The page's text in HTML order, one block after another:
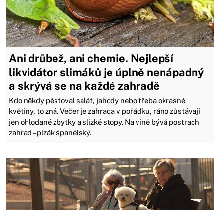
Ani drůbež, ani chemie. Nejlepší
likvidátor slimáků je úplně nenápadný
a skrývá se na každé zahradě
Kdo někdy pěstoval salát, jahody nebo třeba okrasné
květiny, to zná. Večer je zahrada v pořádku, ráno zůstávají
jen ohlodané zbytky a slizké stopy. Na vině bývá postrach
zahrad – plzák španělský.